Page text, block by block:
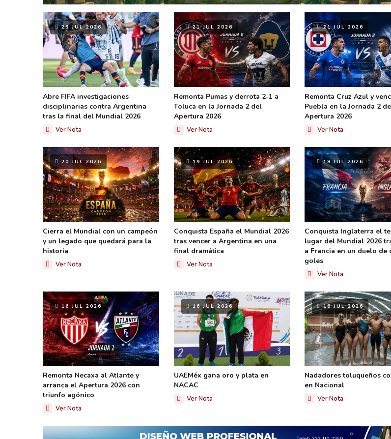
29 JUL 2026
Abre FIFA investigaciones
disciplinarias contra Argentina
tras la final del Mundial 2026
Ver Nota
21 JUL 2026
Remonta Pumas y derrota 2-1 a
Toluca en la Jornada 2 del
Apertura 2026
Ver Nota
21 JUL 2026
Remonta Cruz Azul y
Puebla en la Jornada 2
Apertura 2026
Ver Nota
20 JUL 2026
Cierra el Mundial con un campeón
y un legado que quedará para la
historia
Ver Nota
19 JUL 2026
Conquista España el Mundial 2026
tras vencer a Argentina en una
final dramática
Ver Nota
18 JUL 2026
Conquista Inglaterra el
lugar del Mundial 2026
a Francia en un duelo de
goles
Ver Nota
16 JUL 2026
Remonta Necaxa al Atlante y
arranca el Apertura 2026 con
triunfo agónico
Ver Nota
16 JUL 2026
UAEMéx gana oro y plata en
NACAC
Ver Nota
16 JUL 2026
Nadadores toluqueños
en Nacional
Ver Nota